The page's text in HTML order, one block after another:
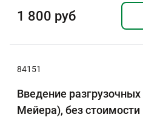
1 800 руб
84151
Введение
Мейера), без стоимости